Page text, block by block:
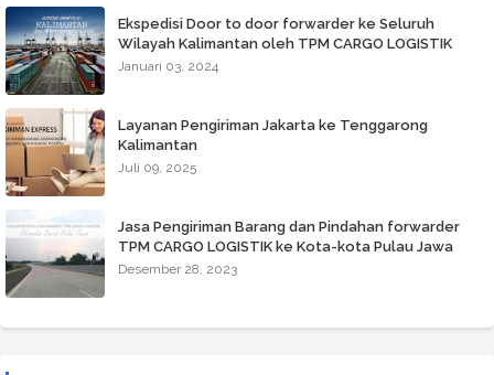
Ekspedisi Door to door forwarder ke Seluruh
Wilayah Kalimantan oleh TPM CARGO LOGISTIK
Januari 03, 2024
Layanan Pengiriman Jakarta ke Tenggarong
Kalimantan
Juli 09, 2025
Jasa Pengiriman Barang dan Pindahan forwarder
TPM CARGO LOGISTIK ke Kota-kota Pulau Jawa
Desember 28, 2023